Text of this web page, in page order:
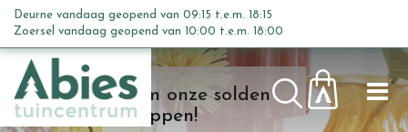
n
Kom onze solden
shoppen!
Deurne vandaag geopend van 09:15 t.e.m. 18:15
Zoersel vandaag geopend van 10:00 t.e.m. 18:00